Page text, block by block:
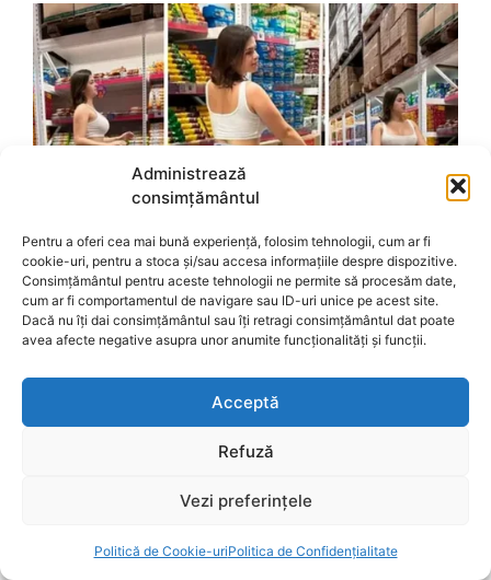
Administrează
consimțământul
Pentru a oferi cea mai bună experiență, folosim tehnologii, cum ar fi
cookie-uri, pentru a stoca și/sau accesa informațiile despre dispozitive.
Consimțământul pentru aceste tehnologii ne permite să procesăm date,
cum ar fi comportamentul de navigare sau ID-uri unice pe acest site.
Dacă nu îți dai consimțământul sau îți retragi consimțământul dat poate
avea afecte negative asupra unor anumite funcționalități și funcții.
Acceptă
Refuză
Vezi preferințele
Politică de Cookie-uriPolitica de Confidențialitate